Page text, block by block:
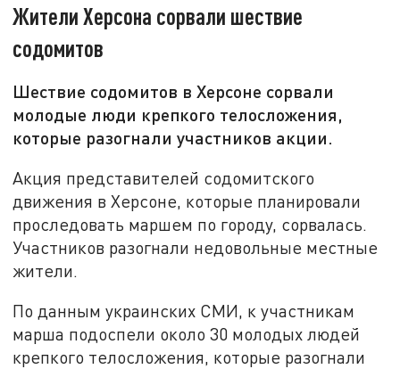
Жители Херсона сорвали шествие
содомитов
Шествие содомитов в Херсоне сорвали
молодые люди крепкого телосложения,
которые разогнали участников акции.
Акция представителей содомитского
движения в Херсоне, которые планировали
проследовать маршем по городу, сорвалась.
Участников разогнали недовольные местные
жители.
По данным украинских СМИ, к участникам
марша подоспели около 30 молодых людей
крепкого телосложения, которые разогнали